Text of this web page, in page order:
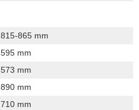
815-865 mm
595 mm
573 mm
890 mm
710 mm